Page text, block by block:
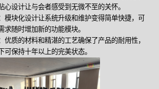
心设计让与会者感受到无微不至的关怀。
模块化设计让系统升级和维护变得简单快捷，可
求随时增加新的功能模块。
优质的材料和精湛的工艺确保了产品的耐用性，
可保持十年以上的完美状态。